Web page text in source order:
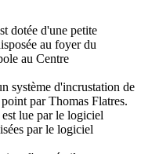
dotée d'une petite
au foyer du
au Centre
système d'incrustation de
par Thomas Flatres.
lue par le logiciel
par le logiciel